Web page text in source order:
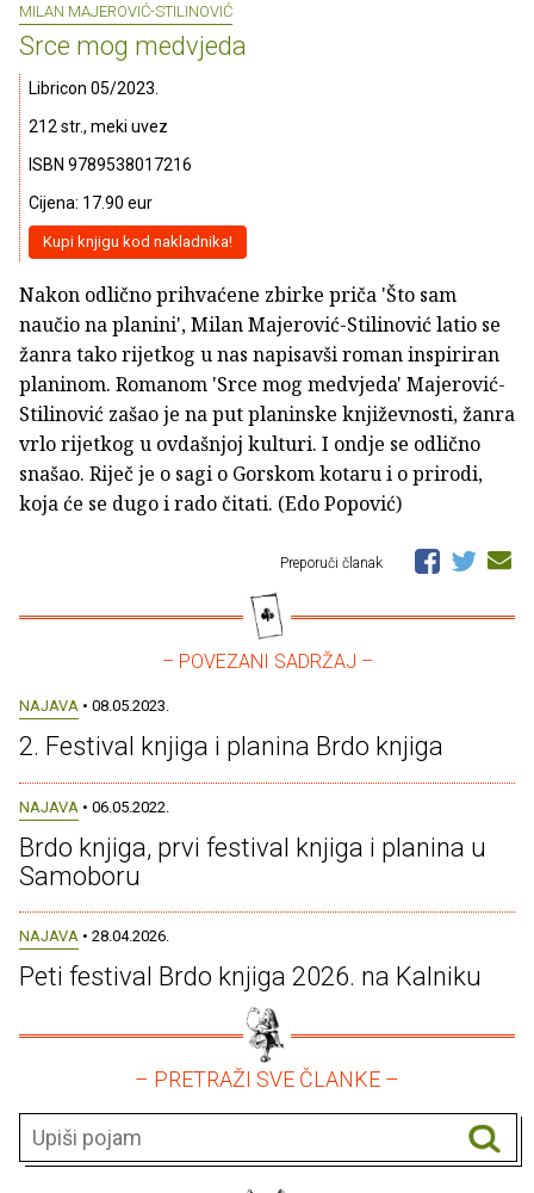
MILAN MAJEROVIĆ-STILINOVIĆ
Srce mog medvjeda
Libricon 05/2023.
212 str., meki uvez
ISBN 9789538017216
Cijena: 17.90 eur
Kupi knjigu kod nakladnika!
Nakon odlično prihvaćene zbirke priča 'Što sam
naučio na planini', Milan Majerović-Stilinović latio se
žanra tako rijetkog u nas napisavši roman inspiriran
planinom. Romanom 'Srce mog medvjeda' Majerović-
Stilinović zašao je na put planinske književnosti, žanra
vrlo rijetkog u ovdašnjoj kulturi. I ondje se odlično
snašao. Riječ je o sagi o Gorskom kotaru i o prirodi,
koja će se dugo i rado čitati. (Edo Popović)
Preporuči članak
– POVEZANI SADRŽAJ –
NAJAVA • 08.05.2023.
2. Festival knjiga i planina Brdo knjiga
NAJAVA • 06.05.2022.
Brdo knjiga, prvi festival knjiga i planina u
Samoboru
NAJAVA • 28.04.2026.
Peti festival Brdo knjiga 2026. na Kalniku
– PRETRAŽI SVE ČLANKE –